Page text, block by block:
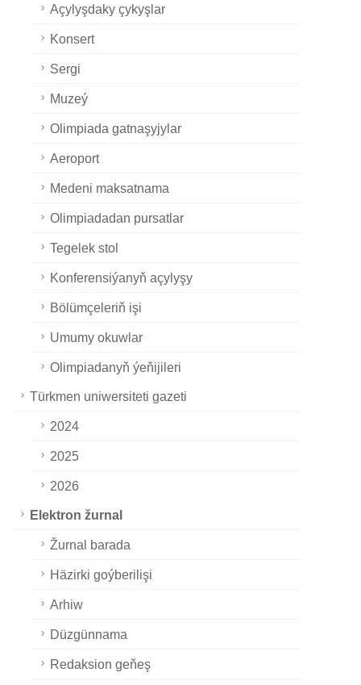
Açylyşdaky çykyşlar
Konsert
Sergi
Muzeý
Olimpiada gatnaşyjylar
Aeroport
Medeni maksatnama
Olimpiadadan pursatlar
Tegelek stol
Konferensiýanyň açylyşy
Bölümçeleriň işi
Umumy okuwlar
Olimpiadanyň ýeňijileri
Türkmen uniwersiteti gazeti
2024
2025
2026
Elektron žurnal
Žurnal barada
Häzirki goýberilişi
Arhiw
Düzgünnama
Redaksion geňeş